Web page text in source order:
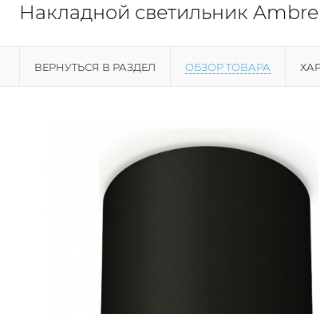
Накладной светильник
ВЕРНУТЬСЯ В РАЗДЕЛ ОБЗОР ТОВАРА